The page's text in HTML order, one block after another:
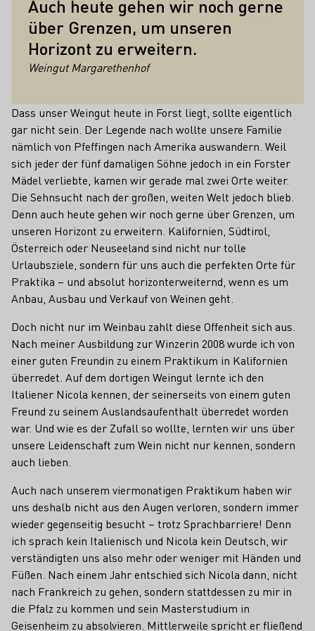
Auch heute gehen wir noch gerne
über Grenzen, um unseren
Horizont zu erweitern.
Weingut Margarethenhof
Dass unser Weingut heute in Forst liegt, sollte eigentlich
gar nicht sein. Der Legende nach wollte unsere Familie
nämlich von Pfeffingen nach Amerika auswandern. Weil
sich jeder der fünf damaligen Söhne jedoch in ein Forster
Mädel verliebte, kamen wir gerade mal zwei Orte weiter.
Die Sehnsucht nach der großen, weiten Welt jedoch blieb.
Denn auch heute gehen wir noch gerne über Grenzen, um
unseren Horizont zu erweitern. Kalifornien, Südtirol,
Österreich oder Neuseeland sind nicht nur tolle
Urlaubsziele, sondern für uns auch die perfekten Orte für
Praktika – und absolut horizonterweiternd, wenn es um
Anbau, Ausbau und Verkauf von Weinen geht.
Doch nicht nur im Weinbau zahlt diese Offenheit sich aus.
Nach meiner Ausbildung zur Winzerin 2008 wurde ich von
einer guten Freundin zu einem Praktikum in Kalifornien
überredet. Auf dem dortigen Weingut lernte ich den
Italiener Nicola kennen, der seinerseits von einem guten
Freund zu seinem Auslandsaufenthalt überredet worden
war. Und wie es der Zufall so wollte, lernten wir uns über
unsere Leidenschaft zum Wein nicht nur kennen, sondern
auch lieben.
Auch nach unserem viermonatigen Praktikum haben wir
uns deshalb nicht aus den Augen verloren, sondern immer
wieder gegenseitig besucht – trotz Sprachbarriere! Denn
ich sprach kein Italienisch und Nicola kein Deutsch, wir
verständigten uns also mehr oder weniger mit Händen und
Füßen. Nach einem Jahr entschied sich Nicola dann, nicht
nach Frankreich zu gehen, sondern stattdessen zu mir in
die Pfalz zu kommen und sein Masterstudium in
Geisenheim zu absolvieren. Mittlerweile spricht er fließend